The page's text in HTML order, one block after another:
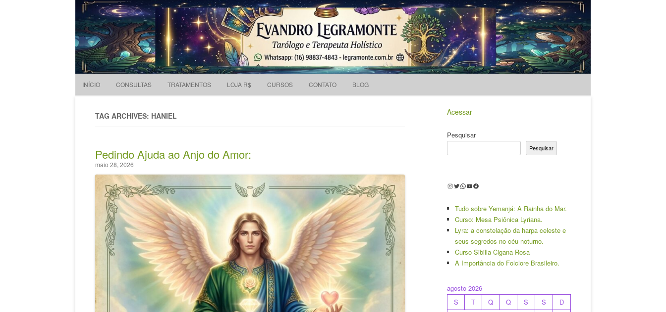
Evandro Legramonte Terapeuta holístico e Tarólogo.
Pesquisar
por:
INÍCIO CONSULTAS TRATAMENTOS LOJA R$ CURSOS CONTATO BLOG
TAG ARCHIVES: HANIEL
Pedindo Ajuda ao Anjo do Amor:
maio 28, 2026
Acessar
Pesquisar
Pesquisar
Instagram
Twitter
WhatsApp
Youtube
Facebook
Tudo sobre Yemanjá: A Rainha do Mar.
Curso: Mesa Psiônica Lyriana.
Lyra: a constelação da harpa celeste e
seus segredos no céu noturno.
Curso Sibilla Cigana Rosa
A Importância do Folclore Brasileiro.
agosto 2026
S
T Q Q S S
D